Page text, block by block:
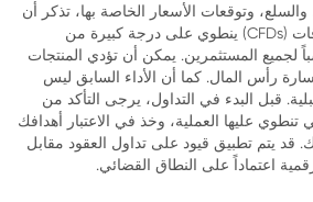
وتوقعات الأسعار الخاصة بها، تذكر أن
تداول العقود مقابل الفروقات (CFDs) ينطوي على درجة كبيرة من
لجميع المستثمرين. يمكن أن تؤدي المنتجات
رأس المال. كما أن الأداء السابق ليس
قبل البدء في التداول، يرجى التأكد من
عليها العملية، وخذ في الاعتبار أهدافك
قد يتم تطبيق قيود على تداول العقود مقابل
اعتماداً على النطاق القضائي.